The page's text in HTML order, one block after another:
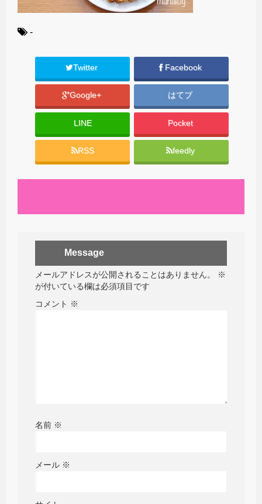
-
Twitter Facebook
Google+ はてブ
LINE Pocket
RSS feedly
Message
メールアドレスが公開されることはありません。
※
が付いている欄は必須項目です
コメント ※
名前 ※
メール ※